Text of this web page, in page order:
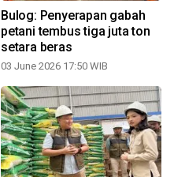
Bulog: Penyerapan gabah
petani tembus tiga juta ton
setara beras
03 June 2026 17:50 WIB